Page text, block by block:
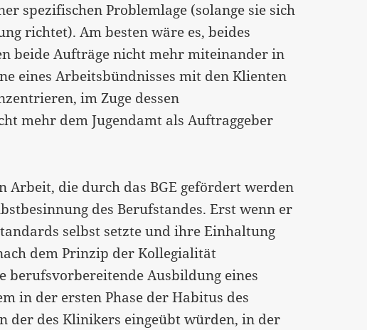
spezifischen Problemlage (solange sie sich
richtet). Am besten wäre es, beides
beide Aufträge nicht mehr miteinander in
eines Arbeitsbündnisses mit den Klienten
im Zuge dessen
mehr dem Jugendamt als Auftraggeber
Arbeit, die durch das BGE gefördert werden
des Berufstandes. Erst wenn er
selbst setzte und ihre Einhaltung
dem Prinzip der Kollegialität
berufsvorbereitende Ausbildung eines
in der ersten Phase der Habitus des
der des Klinikers eingeübt würden, in der